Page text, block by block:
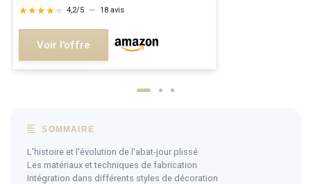
★★★★★
★★★★★ 4,2/5 — 18 avis
Voir l'offre
SOMMAIRE
L'histoire et l'évolution de l'abat-jour plissé
Les matériaux et techniques de fabrication
Intégration dans différents styles de décoration